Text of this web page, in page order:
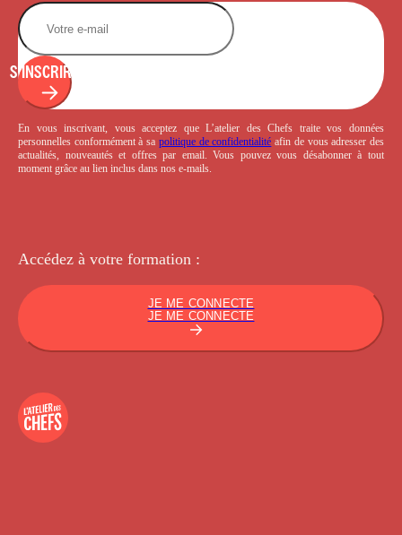
S'INSCRIRE
En vous inscrivant, vous acceptez que L’atelier des Chefs traite vos données
personnelles conformément à sa politique de confidentialité afin de vous adresser des
actualités, nouveautés et offres par email. Vous pouvez vous désabonner à tout
moment grâce au lien inclus dans nos e-mails.
Accédez à votre formation :
JE ME CONNECTE
JE ME CONNECTE